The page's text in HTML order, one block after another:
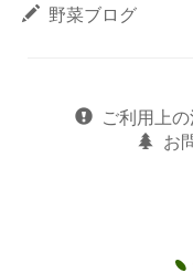
野菜ブログ
ご利用上
お